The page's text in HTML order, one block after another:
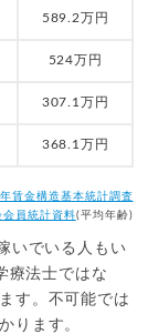
589.2万円
524万円
307.1万円
368.1万円
賃金構造基本統計調査
員統計資料(平均年齢)
いでいる人もい
療法士ではな
す。不可能では
ります。